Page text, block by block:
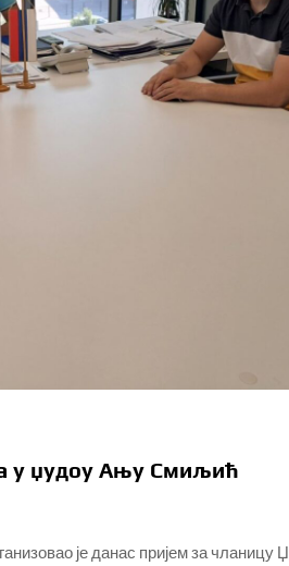
у џудоу Ању Смиљић
је данас пријем за чланицу